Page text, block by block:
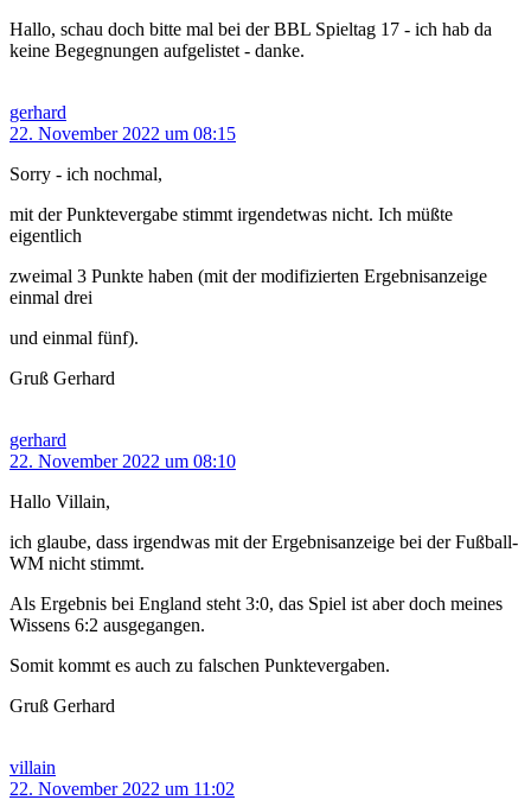
Hallo, schau doch bitte mal bei der BBL Spieltag 17 - ich hab da
keine Begegnungen aufgelistet - danke.
gerhard
22. November 2022 um 08:15
Sorry - ich nochmal,
mit der Punktevergabe stimmt irgendetwas nicht. Ich müßte
eigentlich
zweimal 3 Punkte haben (mit der modifizierten Ergebnisanzeige
einmal drei
und einmal fünf).
Gruß Gerhard
gerhard
22. November 2022 um 08:10
Hallo Villain,
ich glaube, dass irgendwas mit der Ergebnisanzeige bei der Fußball-
WM nicht stimmt.
Als Ergebnis bei England steht 3:0, das Spiel ist aber doch meines
Wissens 6:2 ausgegangen.
Somit kommt es auch zu falschen Punktevergaben.
Gruß Gerhard
villain
22. November 2022 um 11:02